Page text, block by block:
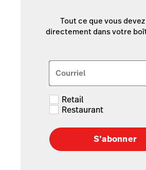
Tout ce que vous
directement dans votre
Courriel
Retail
Restaurant
S’abonner